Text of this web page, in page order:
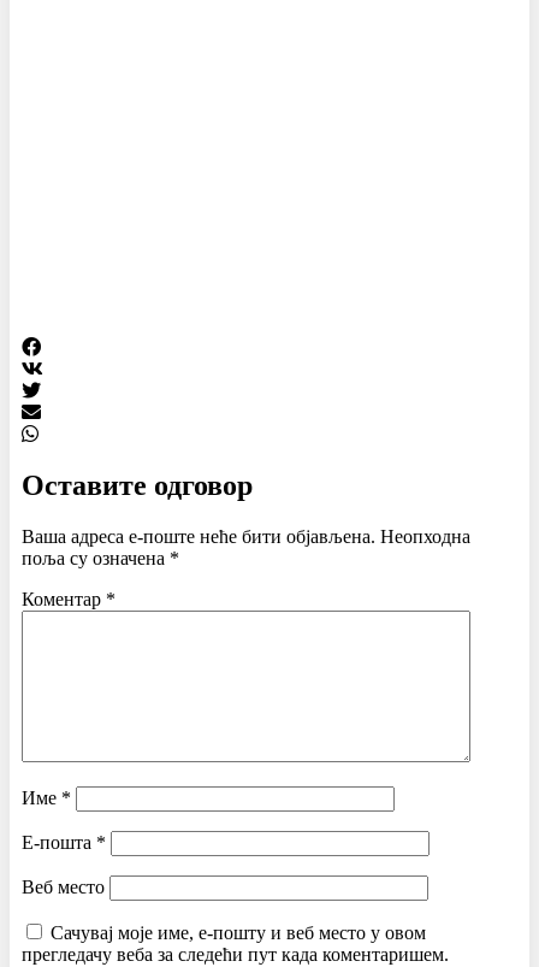
Оставите одговор
Ваша адреса е-поште неће бити објављена. Неопходна
поља су означена *
Коментар *
Име *
Е-пошта *
Веб место
Сачувај моје име, е-пошту и веб место у овом
прегледачу веба за следећи пут када коментаришем.